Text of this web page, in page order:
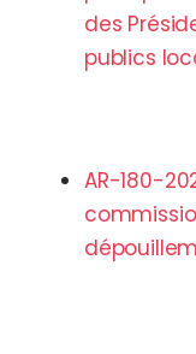
des
publics
AR-180-